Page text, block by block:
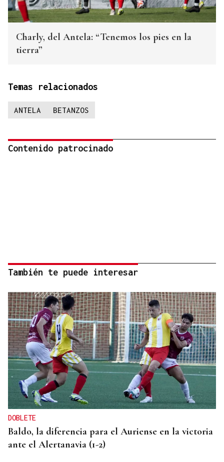
Charly, del Antela: “Tenemos los pies en la
tierra”
Temas relacionados
ANTELA BETANZOS
Contenido patrocinado
También te puede interesar
DOBLETE
Baldo, la diferencia para el Auriense en la victoria
ante el Alertanavia (1-2)